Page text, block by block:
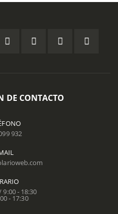
DE CONTACTO
932
9:00 - 18:30
- 17:30